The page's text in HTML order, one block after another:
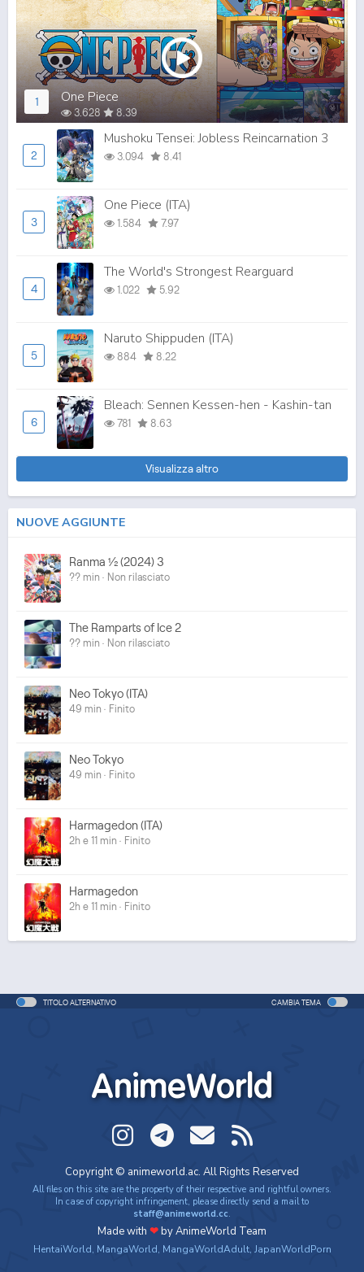
1 One Piece
3.628 8.39
2
Mushoku Tensei: Jobless Reincarnation 3
3.094 8.41
3
One Piece (ITA)
1.584 7.97
4
The World's Strongest Rearguard
1.022 5.92
5
Naruto Shippuden (ITA)
884 8.22
6
Bleach: Sennen Kessen-hen - Kashin-tan
781 8.63
Visualizza altro
NUOVE AGGIUNTE
Ranma ½ (2024) 3
?? min · Non rilasciato
The Ramparts of Ice 2
?? min · Non rilasciato
Neo Tokyo (ITA)
49 min · Finito
Neo Tokyo
49 min · Finito
Harmagedon (ITA)
2h e 11 min · Finito
Harmagedon
2h e 11 min · Finito
TITOLO ALTERNATIVO CAMBIA TEMA
AnimeWorld
Copyright © animeworld.ac. All Rights Reserved
All files on this site are the property of their respective and rightful owners.
In case of copyright infringement, please directly send a mail to
staff@animeworld.cc.
Made with ❤by AnimeWorld Team
HentaiWorld, MangaWorld, MangaWorldAdult, JapanWorldPorn